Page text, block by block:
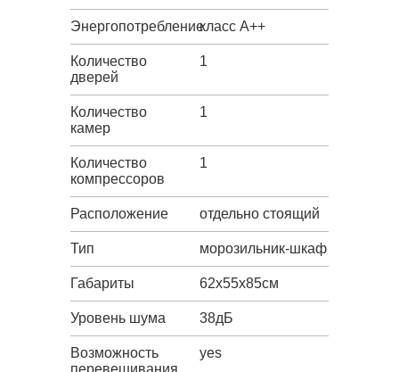
Энергопотреблениекласс A++
Количество
дверей
1
Количество
камер
1
Количество
компрессоров
1
Расположение отдельно стоящий
Тип морозильник-шкаф
Габариты 62х55х85см
Уровень шума 38дБ
Возможность
перевешивания
yes